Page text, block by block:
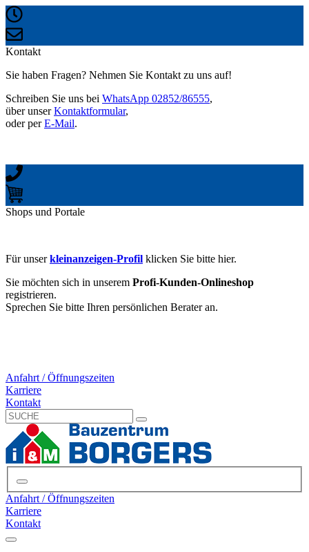
Kontakt
Sie haben Fragen? Nehmen Sie Kontakt zu uns auf!
Schreiben Sie uns bei WhatsApp 02852/86555,
über unserKontaktformular,
oder perE-Mail.
Shops und Portale
Für unserkleinanzeigen-Profil klicken Sie bitte hier.
Sie möchten sich in unserem Profi-Kunden-Onlineshop
registrieren.
Sprechen Sie bitte Ihren persönlichen Berater an.
Anfahrt / Öffnungszeiten
Karriere
Kontakt
Anfahrt / Öffnungszeiten
Karriere
Kontakt